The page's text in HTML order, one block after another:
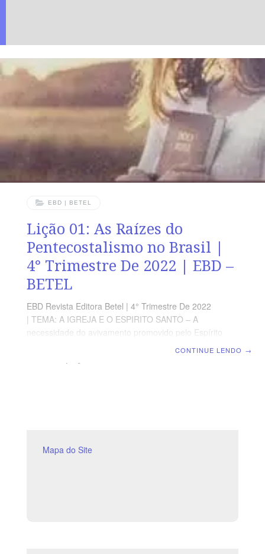
EBD | BETEL
Lição 01: As Raízes do
Pentecostalismo no Brasil |
4° Trimestre De 2022 | EBD –
BETEL
EBD Revista Editora Betel | 4° Trimestre De 2022
| TEMA: A IGREJA E O ESPIRITO SANTO – A
necessidade do avivamento promovido pelo Espírito
Lição Mostrar a relevância do
CONTINUE LENDO →
Mapa do Site